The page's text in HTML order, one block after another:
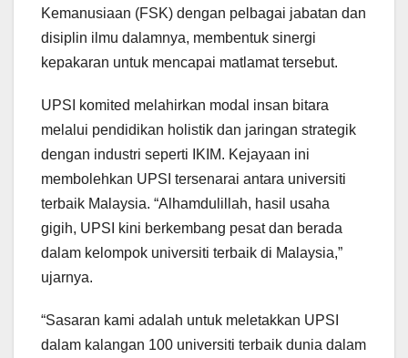
Kemanusiaan (FSK) dengan pelbagai jabatan dan
disiplin ilmu dalamnya, membentuk sinergi
kepakaran untuk mencapai matlamat tersebut.
UPSI komited melahirkan modal insan bitara
melalui pendidikan holistik dan jaringan strategik
dengan industri seperti IKIM. Kejayaan ini
membolehkan UPSI tersenarai antara universiti
terbaik Malaysia. “Alhamdulillah, hasil usaha
gigih, UPSI kini berkembang pesat dan berada
dalam kelompok universiti terbaik di Malaysia,”
ujarnya.
“Sasaran kami adalah untuk meletakkan UPSI
dalam kalangan 100 universiti terbaik dunia dalam